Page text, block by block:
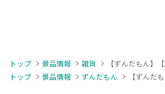
トップ 景品情報 雑貨
トップ
景品情報 ずんだもん